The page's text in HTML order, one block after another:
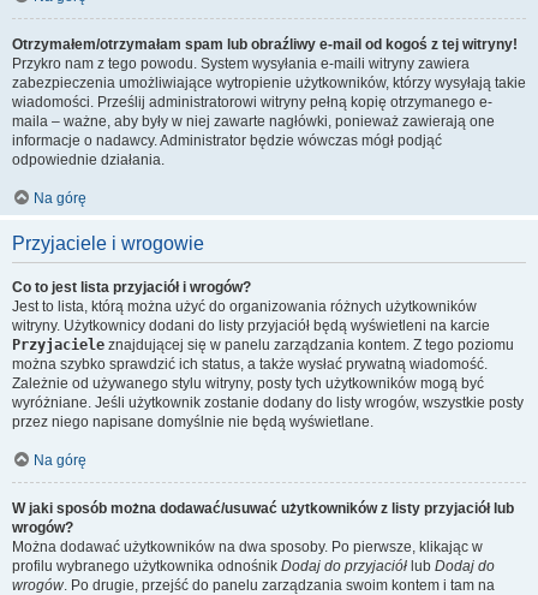
Otrzymałem/otrzymałam spam lub obraźliwy e-mail od kogoś z tej witryny!
Przykro nam z tego powodu. System wysyłania e-maili witryny zawiera
zabezpieczenia umożliwiające wytropienie użytkowników, którzy wysyłają takie
wiadomości. Prześlij administratorowi witryny pełną kopię otrzymanego e-
maila – ważne, aby były w niej zawarte nagłówki, ponieważ zawierają one
informacje o nadawcy. Administrator będzie wówczas mógł podjąć
odpowiednie działania.
Na górę
Przyjaciele i wrogowie
Co to jest lista przyjaciół i wrogów?
Jest to lista, którą można użyć do organizowania różnych użytkowników
witryny. Użytkownicy dodani do listy przyjaciół będą wyświetleni na karcie
Przyjaciele znajdującej się w panelu zarządzania kontem. Z tego poziomu
można szybko sprawdzić ich status, a także wysłać prywatną wiadomość.
Zależnie od używanego stylu witryny, posty tych użytkowników mogą być
wyróżniane. Jeśli użytkownik zostanie dodany do listy wrogów, wszystkie posty
przez niego napisane domyślnie nie będą wyświetlane.
Na górę
W jaki sposób można dodawać/usuwać użytkowników z listy przyjaciół lub
wrogów?
Można dodawać użytkowników na dwa sposoby. Po pierwsze, klikając w
profilu wybranego użytkownika odnośnik Dodaj do przyjaciół lub Dodaj do
wrogów. Po drugie, przejść do panelu zarządzania swoim kontem i tam na